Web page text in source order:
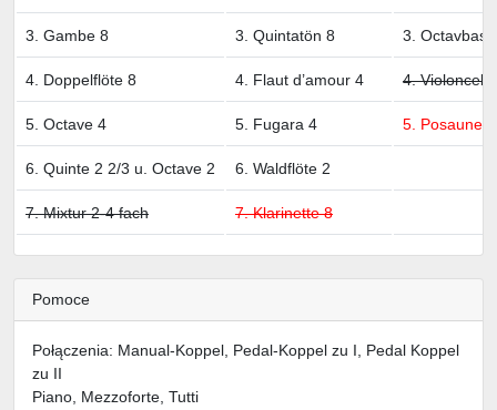
3. Gambe 8 3. Quintatön 8 3.
4. Doppelflöte 8 4. Flaut d’amour 4 4.
5. Octave 4 5. Fugara 4 5. Posaune
6. Quinte 2 2/3 u. Octave 2 6. Waldflöte 2
7. Mixtur 2-4 fach 7. Klarinette 8
Pomoce
Połączenia: Manual-Koppel, Pedal-Koppel zu I, Pedal Koppel
zu II
Piano, Mezzoforte, Tutti